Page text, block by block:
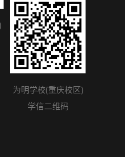
为明学校(重庆校区)
学信二维码